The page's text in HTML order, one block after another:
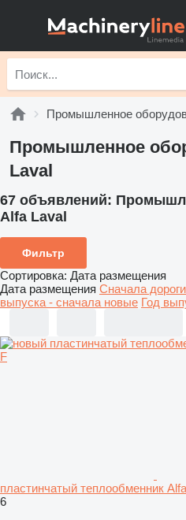
Промышленное
Промышленное
Laval
67 объявлений:
Alfa Laval
Фильтр
Сортировка: Дата размещения
Дата размещения Сначала
выпуска - сначала новые Год
пластинчатый теплообменник
6